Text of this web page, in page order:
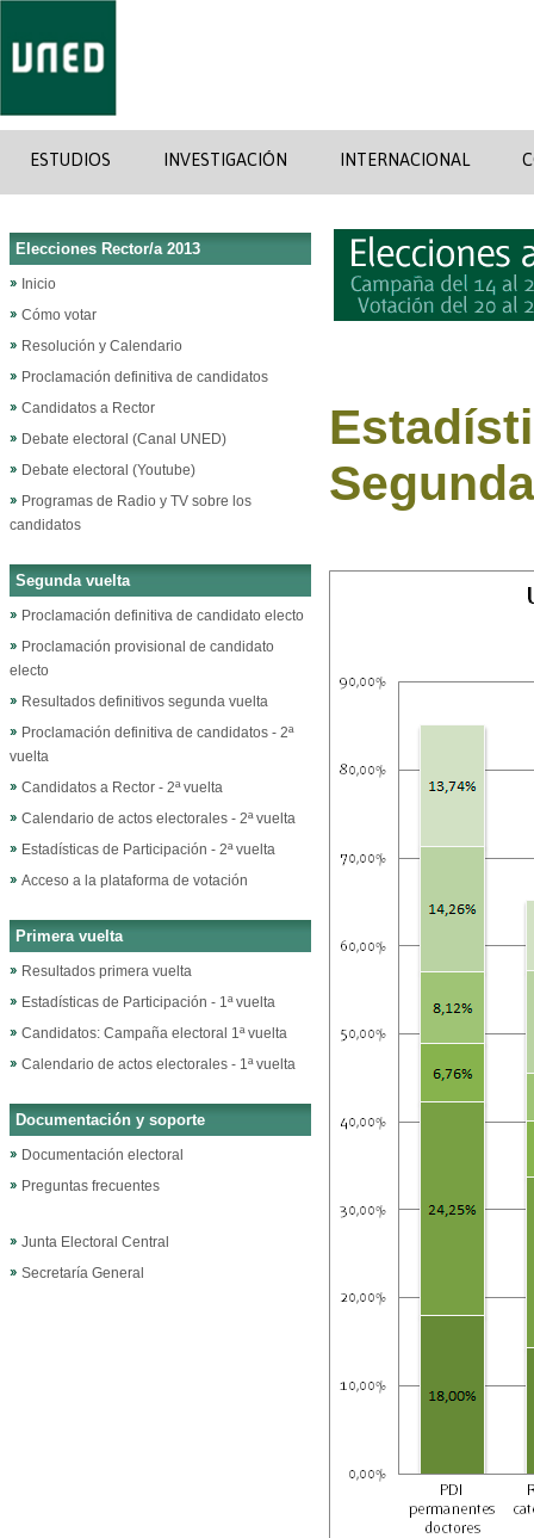
ESTUDIOS INVESTIGACIÓN INTERNACIONAL
Elecciones Rector/a 2013
Inicio
Cómo votar
Resolución y Calendario
Proclamación definitiva de candidatos
Candidatos a Rector
Debate electoral (Canal UNED)
Debate electoral (Youtube)
Programas de Radio y TV sobre los
candidatos
Segunda vuelta
Proclamación definitiva de candidato electo
Proclamación provisional de candidato
electo
Resultados definitivos segunda vuelta
Proclamación definitiva de candidatos - 2ª
vuelta
Candidatos a Rector - 2ª vuelta
Calendario de actos electorales - 2ª vuelta
Estadísticas de Participación - 2ª vuelta
Acceso a la plataforma de votación
Primera vuelta
Resultados primera vuelta
Estadísticas de Participación - 1ª vuelta
Candidatos: Campaña electoral 1ª vuelta
Calendario de actos electorales - 1ª vuelta
Documentación y soporte
Documentación electoral
Preguntas frecuentes
Junta Electoral Central
Secretaría General